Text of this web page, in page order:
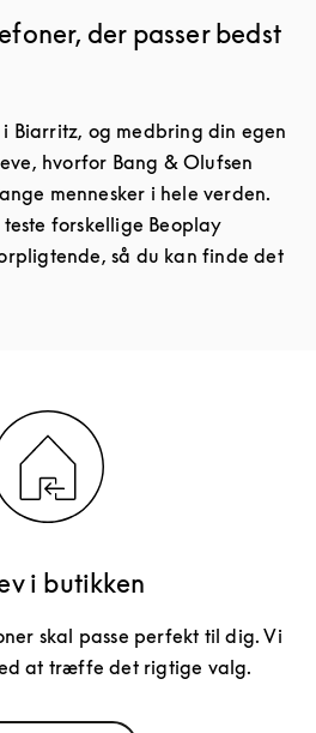
der passer bedst
Biarritz, og medbring din egen
hvorfor Bang & Olufsen
mennesker i hele verden.
forskellige Beoplay
så du kan finde det
i butikken
skal passe perfekt til dig. Vi
at træffe det rigtige valg.